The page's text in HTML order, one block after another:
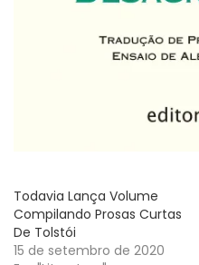
Todavia Lança Volume
Compilando Prosas Curtas
De Tolstói
15 de setembro de 2020